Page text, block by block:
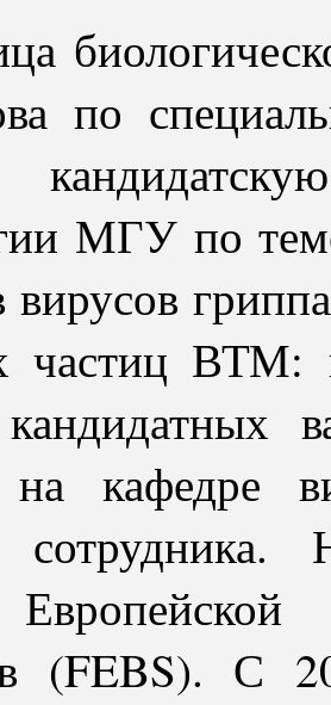
по
МГУ по
вирусов
частиц ВТМ:
на кафедре
сотрудника.
(FEBS). С